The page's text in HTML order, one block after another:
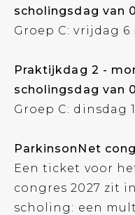
scholingsdag van
Groep C: vrijdag 6
Praktijkdag 2 -
scholingsdag van
Groep C: dinsdag
ParkinsonNet
Een ticket voor
congres 2027 zit
scholing: een